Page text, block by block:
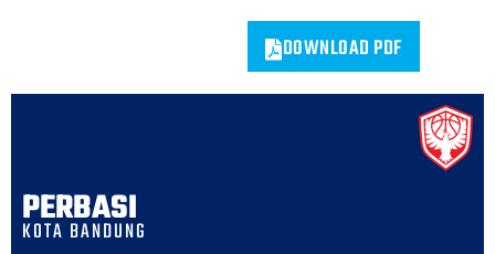
DOWNLOAD PDF
PERBASI
KOTA BANDUNG